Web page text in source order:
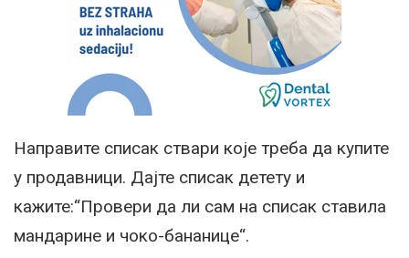
Направите списак ствари које треба да купите
у продавници. Дајте списак детету и
кажите:“Провери да ли сам на списак ставила
мандарине и чоко-бананице“.